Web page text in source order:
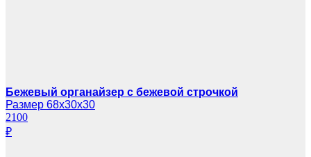
Бежевый органайзер с бежевой строчкой
Размер 68х30х30
2100
₽